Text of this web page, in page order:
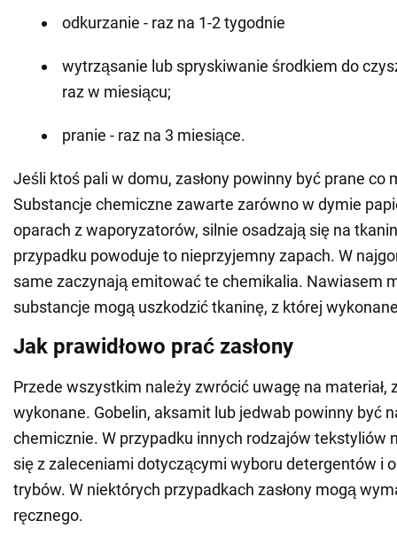
odkurzanie - raz na 1-2 tygodnie
wytrząsanie lub spryskiwanie środkiem do
raz w miesiącu;
pranie - raz na 3 miesiące.
Jeśli ktoś pali w domu, zasłony powinny być prane co
Substancje chemiczne zawarte zarówno w dymie
oparach z waporyzatorów, silnie osadzają się na
przypadku powoduje to nieprzyjemny zapach. W
same zaczynają emitować te chemikalia. Nawiasem
substancje mogą uszkodzić tkaninę, z której
Jak prawidłowo prać zasłony
Przede wszystkim należy zwrócić uwagę na materiał,
wykonane. Gobelin, aksamit lub jedwab powinny być
chemicznie. W przypadku innych rodzajów tekstyliów
się z zaleceniami dotyczącymi wyboru detergentów i
trybów. W niektórych przypadkach zasłony mogą
ręcznego.